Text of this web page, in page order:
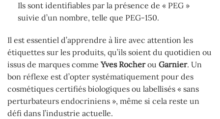
Ils sont identifiables par la présence de « PEG »
suivie d’un nombre, telle que PEG-150.
Il est essentiel d’apprendre à lire avec attention les
étiquettes sur les produits, qu’ils soient du quotidien ou
issus de marques comme Yves Rocherou Garnier. Un
bon réflexe est d’opter systématiquement pour des
cosmétiques certifiés biologiques ou labellisés « sans
perturbateurs endocriniens », même si cela reste un
défi dans l’industrie actuelle.